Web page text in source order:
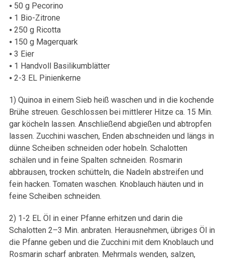
⦁ 50 g Pecorino
⦁ 1 Bio-Zitrone
⦁ 250 g Ricotta
⦁ 150 g Magerquark
⦁ 3 Eier
⦁ 1 Handvoll Basilikumblätter
⦁ 2-3 EL Pinienkerne
1) Quinoa in einem Sieb heiß waschen und in die kochende
Brühe streuen. Geschlossen bei mittlerer Hitze ca. 15 Min.
gar köcheln lassen. Anschließend abgießen und abtropfen
lassen. Zucchini waschen, Enden abschneiden und längs in
dünne Scheiben schneiden oder hobeln. Schalotten
schälen und in feine Spalten schneiden. Rosmarin
abbrausen, trocken schütteln, die Nadeln abstreifen und
fein hacken. Tomaten waschen. Knoblauch häuten und in
feine Scheiben schneiden.
2) 1-2 EL Öl in einer Pfanne erhitzen und darin die
Schalotten 2–3 Min. anbraten. Herausnehmen, übriges Öl in
die Pfanne geben und die Zucchini mit dem Knoblauch und
Rosmarin scharf anbraten. Mehrmals wenden, salzen,